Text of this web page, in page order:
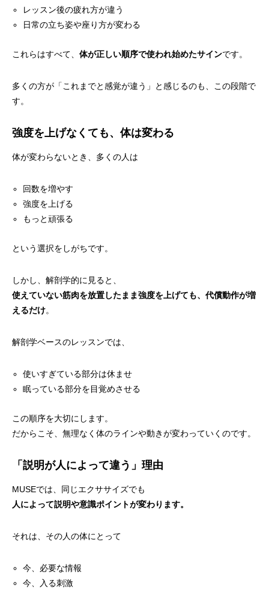
レッスン後の疲れ方が違う
日常の立ち姿や座り方が変わる
これらはすべて、 体が正しい順序で使われ始めたサインです。
多くの方が「これまでと感覚が違う」と感じるのも、この段階で
す。
強度を上げなくても、体は変わる
体が変わらないとき、多くの人は
回数を増やす
強度を上げる
もっと頑張る
という選択をしがちです。
しかし、解剖学的に見ると、
使えていない筋肉を放置したまま強度を上げても、代償動作が増
えるだけ。
解剖学ベースのレッスンでは、
使いすぎている部分は休ませ
眠っている部分を目覚めさせる
この順序を大切にします。
だからこそ、無理なく体のラインや動きが変わっていくのです。
「説明が人によって違う」理由
MUSEでは、同じエクササイズでも
人によって説明や意識ポイントが変わります。
それは、その人の体にとって
今、必要な情報
今、入る刺激